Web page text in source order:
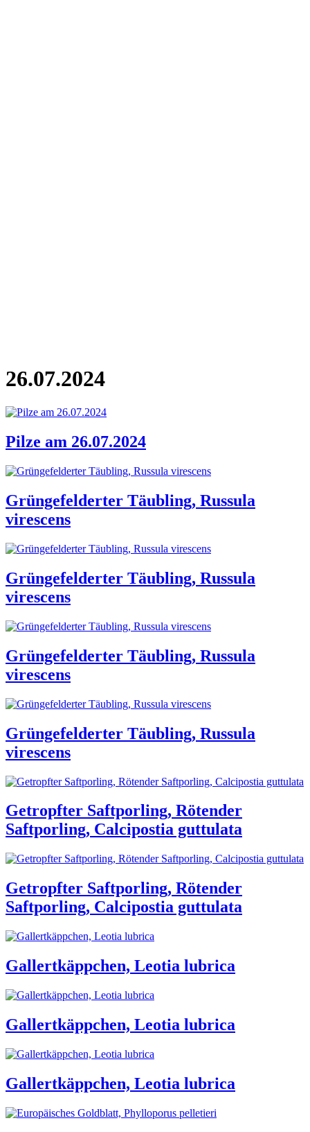
26.07.2024
Pilze am 26.07.2024
Grüngefelderter Täubling, Russula
virescens
Grüngefelderter Täubling, Russula
virescens
Grüngefelderter Täubling, Russula
virescens
Grüngefelderter Täubling, Russula
virescens
Getropfter Saftporling, Rötender
Saftporling, Calcipostia guttulata
Getropfter Saftporling, Rötender
Saftporling, Calcipostia guttulata
Gallertkäppchen, Leotia lubrica
Gallertkäppchen, Leotia lubrica
Gallertkäppchen, Leotia lubrica